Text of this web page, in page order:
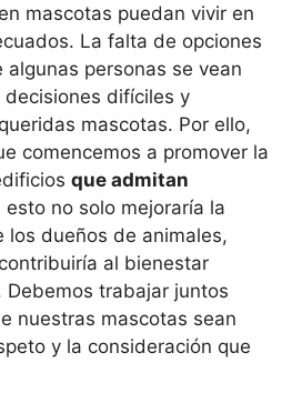
mascotas puedan vivir en
La falta de opciones
algunas personas se vean
difíciles y
mascotas. Por ello,
comencemos a promover la
que admitan
esto no solo mejoraría la
los dueños de animales,
al bienestar
Debemos trabajar juntos
nuestras mascotas sean
y la consideración que